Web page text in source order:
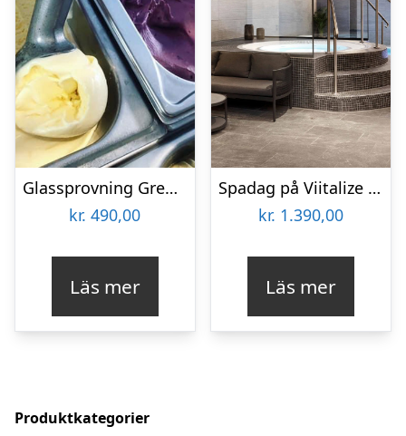
Glassprovning Grenna Glass för två
kr. 490,00
Läs mer
Spadag på Viitalize Spa för två
kr. 1.390,00
Läs mer
Produktkategorier